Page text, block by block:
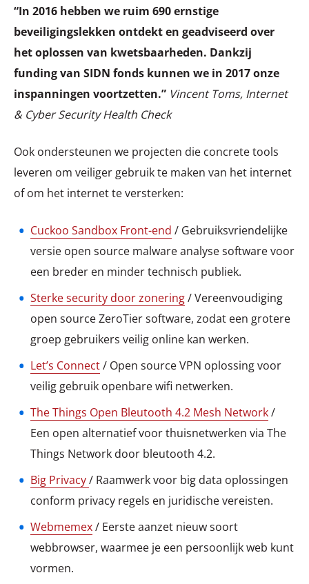
“In 2016 hebben we ruim 690 ernstige
beveiligingslekken ontdekt en geadviseerd over
het oplossen van kwetsbaarheden. Dankzij
funding van SIDN fonds kunnen we in 2017 onze
inspanningen voortzetten.” Vincent Toms, Internet
& Cyber Security Health Check
Ook ondersteunen we projecten die concrete tools
leveren om veiliger gebruik te maken van het internet
of om het internet te versterken:
Cuckoo Sandbox Front-end / Gebruiksvriendelijke
versie open source malware analyse software voor
een breder en minder technisch publiek.
Sterke security door zonering/ Vereenvoudiging
open source ZeroTier software, zodat een grotere
groep gebruikers veilig online kan werken.
Let’s Connect/ Open source VPN oplossing voor
veilig gebruik openbare wifi netwerken.
The Things Open Bleutooth 4.2 Mesh Network/
Een open alternatief voor thuisnetwerken via The
Things Network door bleutooth 4.2.
Big Privacy/ Raamwerk voor big data oplossingen
conform privacy regels en juridische vereisten.
Webmemex/ Eerste aanzet nieuw soort
webbrowser, waarmee je een persoonlijk web kunt
vormen.